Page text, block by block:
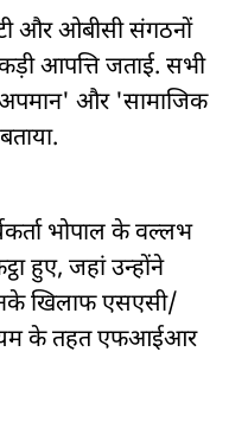
और ओबीसी संगठनों
आपत्ति जताई. सभी
और 'सामाजिक
भोपाल के वल्लभ
हुए, जहां उन्होंने
खिलाफ एसएसी/
के तहत एफआईआर